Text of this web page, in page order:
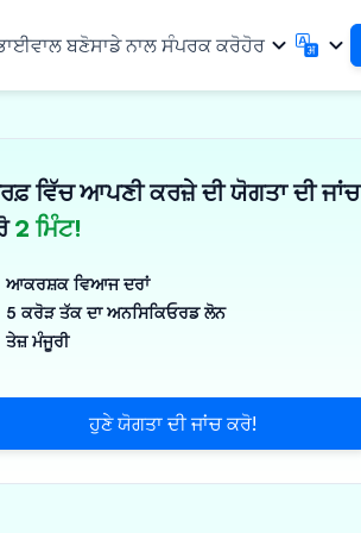
ਅਤੇ ਉਦਯੋਗਿਕ
ਅਤੇ ਮੈਡੀਕਲ
ਅਤੇ ਛੋਟੇ ਉਪਕਰਣ
ਬਣੋਸਾਡੇ ਨਾਲ ਸੰਪਰਕ ਕਰੋਹੋਰ
हिन्दी
ଓଡ଼ିଆ
తెలుగు
Telugu
বাংলা
DSA ਵਜੋਂ ਲੌਗਇਨ ਕਰੋ
ਵਿੱਚ ਆਪਣੀ ਕਰਜ਼ੇ ਦੀ ਯੋਗਤਾ ਦੀ ਜਾਂਚ
2 ਮਿੰਟ!
ਆਕਰਸ਼ਕ ਵਿਆਜ ਦਰਾਂ
5 ਕਰੋੜ ਤੱਕ ਦਾ ਅਨਸਿਕਿਓਰਡ ਲੋਨ
ਤੇਜ਼ ਮੰਜੂਰੀ
ਹੁਣੇ ਯੋਗਤਾ ਦੀ ਜਾਂਚ ਕਰੋ!